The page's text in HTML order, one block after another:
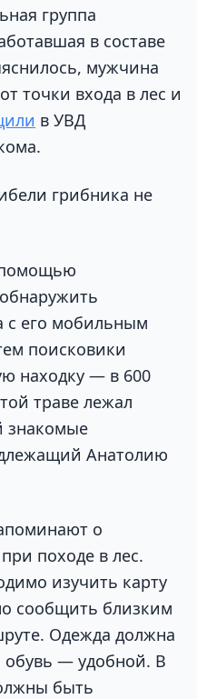
группа
в составе
мужчина
точки входа в лес и
в УВД
грибника не
помощью
с его мобильным
поисковики
находку — в 600
траве лежал
знакомые
Анатолию
о
походе в лес.
изучить карту
сообщить близким
Одежда должна
обувь — удобной. В
быть